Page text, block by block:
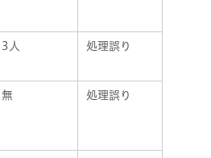
3人 処理誤り
無 処理誤り